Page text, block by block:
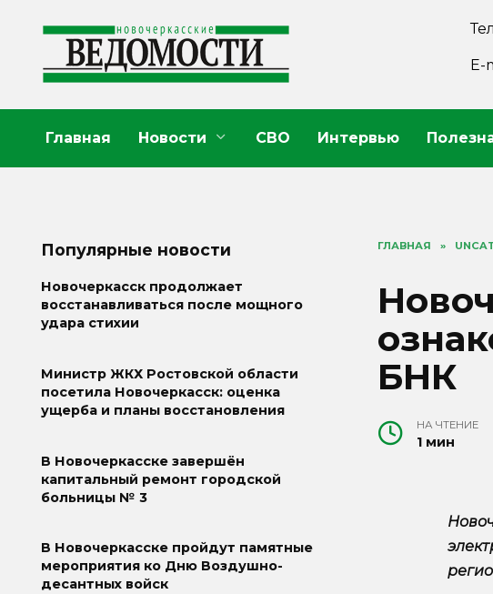
содержанию
E-
Главная Новости СВО Интервью
ГЛАВНАЯ »
БНК
НА ЧТЕНИЕ
1 мин
Популярные новости
Новочеркасск продолжает
восстанавливаться после мощного
удара стихии
Министр ЖКХ Ростовской области
посетила Новочеркасск: оценка
ущерба и планы восстановления
В Новочеркасске завершён
капитальный ремонт городской
больницы № 3
В Новочеркасске пройдут памятные
мероприятия ко Дню Воздушно-
десантных войск